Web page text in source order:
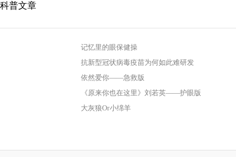
科普文章
记忆里的眼保健操
抗新型冠状病毒疫苗为何如此难研发
依然爱你——急救版
《原来你也在这里》刘若英——护眼版
大灰狼Or小绵羊